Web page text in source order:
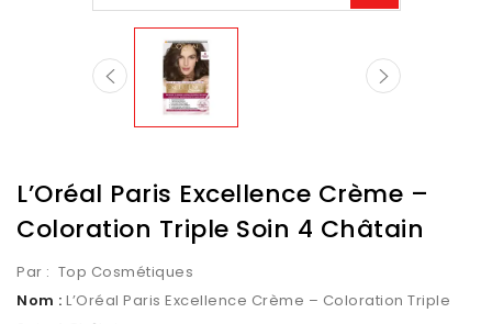
L’Oréal Paris Excellence Crème –
Coloration Triple Soin 4 Châtain
Par : Top Cosmétiques
Nom : L’Oréal Paris Excellence Crème – Coloration Triple